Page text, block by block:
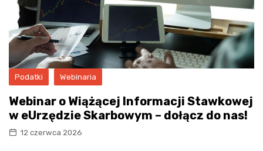
Podatki Webinaria
Webinar o Wiążącej Informacji Stawkowej
w eUrzędzie Skarbowym – dołącz do nas!
12 czerwca 2026